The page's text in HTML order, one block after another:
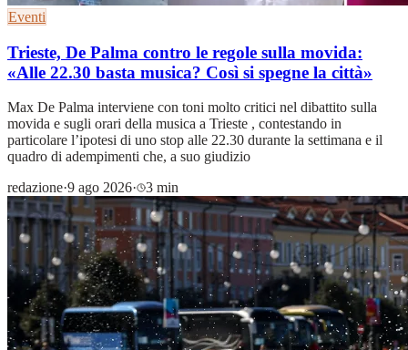
Eventi
Trieste, De Palma contro le regole sulla movida:
«Alle 22.30 basta musica? Così si spegne la città»
Max De Palma interviene con toni molto critici nel dibattito sulla
movida e sugli orari della musica a Trieste , contestando in
particolare l’ipotesi di uno stop alle 22.30 durante la settimana e il
quadro di adempimenti che, a suo giudizio
redazione·9 ago 2026· 3 min